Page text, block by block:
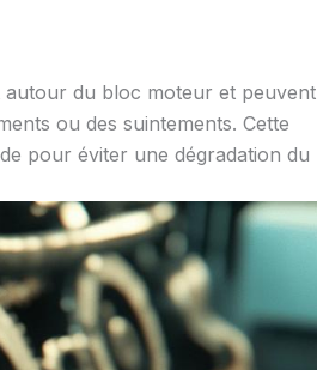
autour du bloc moteur et peuvent
ou des suintements. Cette
pour éviter une dégradation du